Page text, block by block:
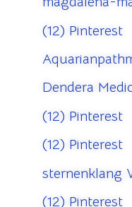
(12) Pinterest
Dendera
(12) Pinterest
(12) Pinterest
sternenklang
(12) Pinterest